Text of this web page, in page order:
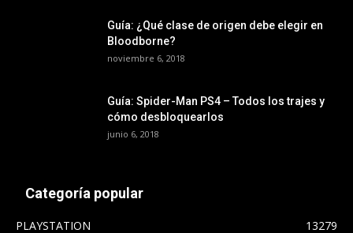
Guía: ¿Qué clase de origen debe elegir en
Bloodborne?
noviembre 6, 2018
Guía: Spider-Man PS4 – Todos los trajes y
cómo desbloquearlos
junio 6, 2018
Categoría popular
PLAYSTATION
13279